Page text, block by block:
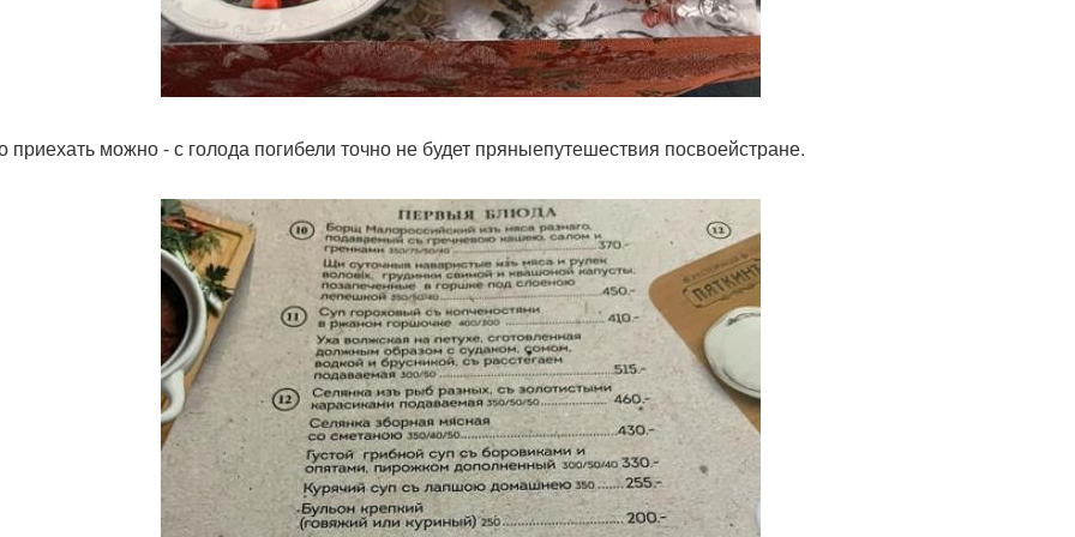
приехать можно - с голода погибели точно не будет пряныепутешествия посвоейстране.